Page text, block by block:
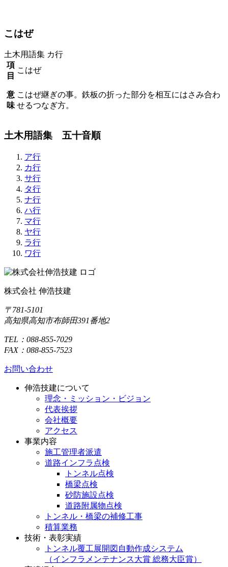
こはぜ
土木用語集 カ行
項
目
こはぜ
意
味
こはぜ継ぎの事。鉄板の折った部分を相互にはさみ合わ
せるつなぎ方。
土木用語集 五十音順
ア行
カ行
サ行
タ行
ナ行
ハ行
マ行
ヤ行
ラ行
ワ行
株式会社 伸浩技建
〒781-5101
高知県高知市布師田391番地2
TEL：088-855-7029
FAX：088-855-7523
お問い合わせ
伸浩技建について
理念・ミッション・ビジョン
代表挨拶
会社概要
アクセス
事業内容
施工管理者派遣
道路インフラ点検
トンネル点検
橋梁点検
砂防施設点検
道路附属物点検
トンネル・橋梁の補修工事
積算業務
技術・表彰実績
トンネル覆工展開図自動作成システム
（インフラメンテナンス大賞 総務大臣賞）